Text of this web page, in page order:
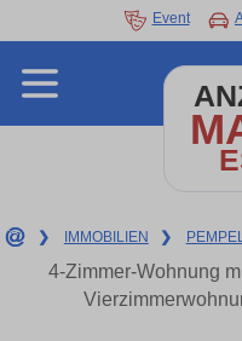
Event
❯ IMMOBILIEN ❯
4-Zimmer-Wohnung